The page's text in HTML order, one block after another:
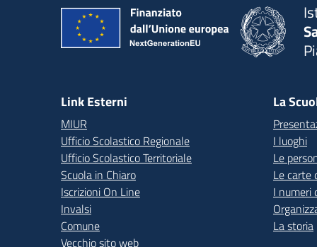
Link Esterni
MIUR
Ufficio Scolastico Regionale
Ufficio Scolastico Territoriale
Scuola in Chiaro
Iscrizioni On Line
Invalsi
Comune
Vecchio sito web
La
I luoghi
Le
Le carte
I numeri
La storia